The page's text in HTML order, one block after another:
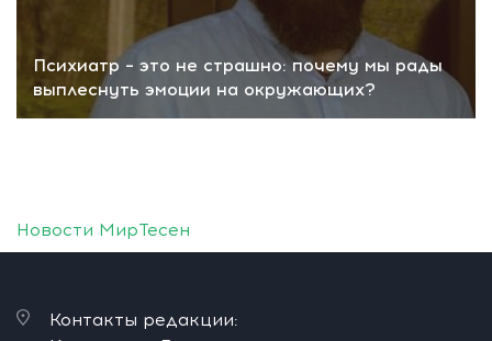
Психиатр – это не страшно: почему мы рады
выплеснуть эмоции на окружающих?
Новости МирТесен
Контакты редакции: